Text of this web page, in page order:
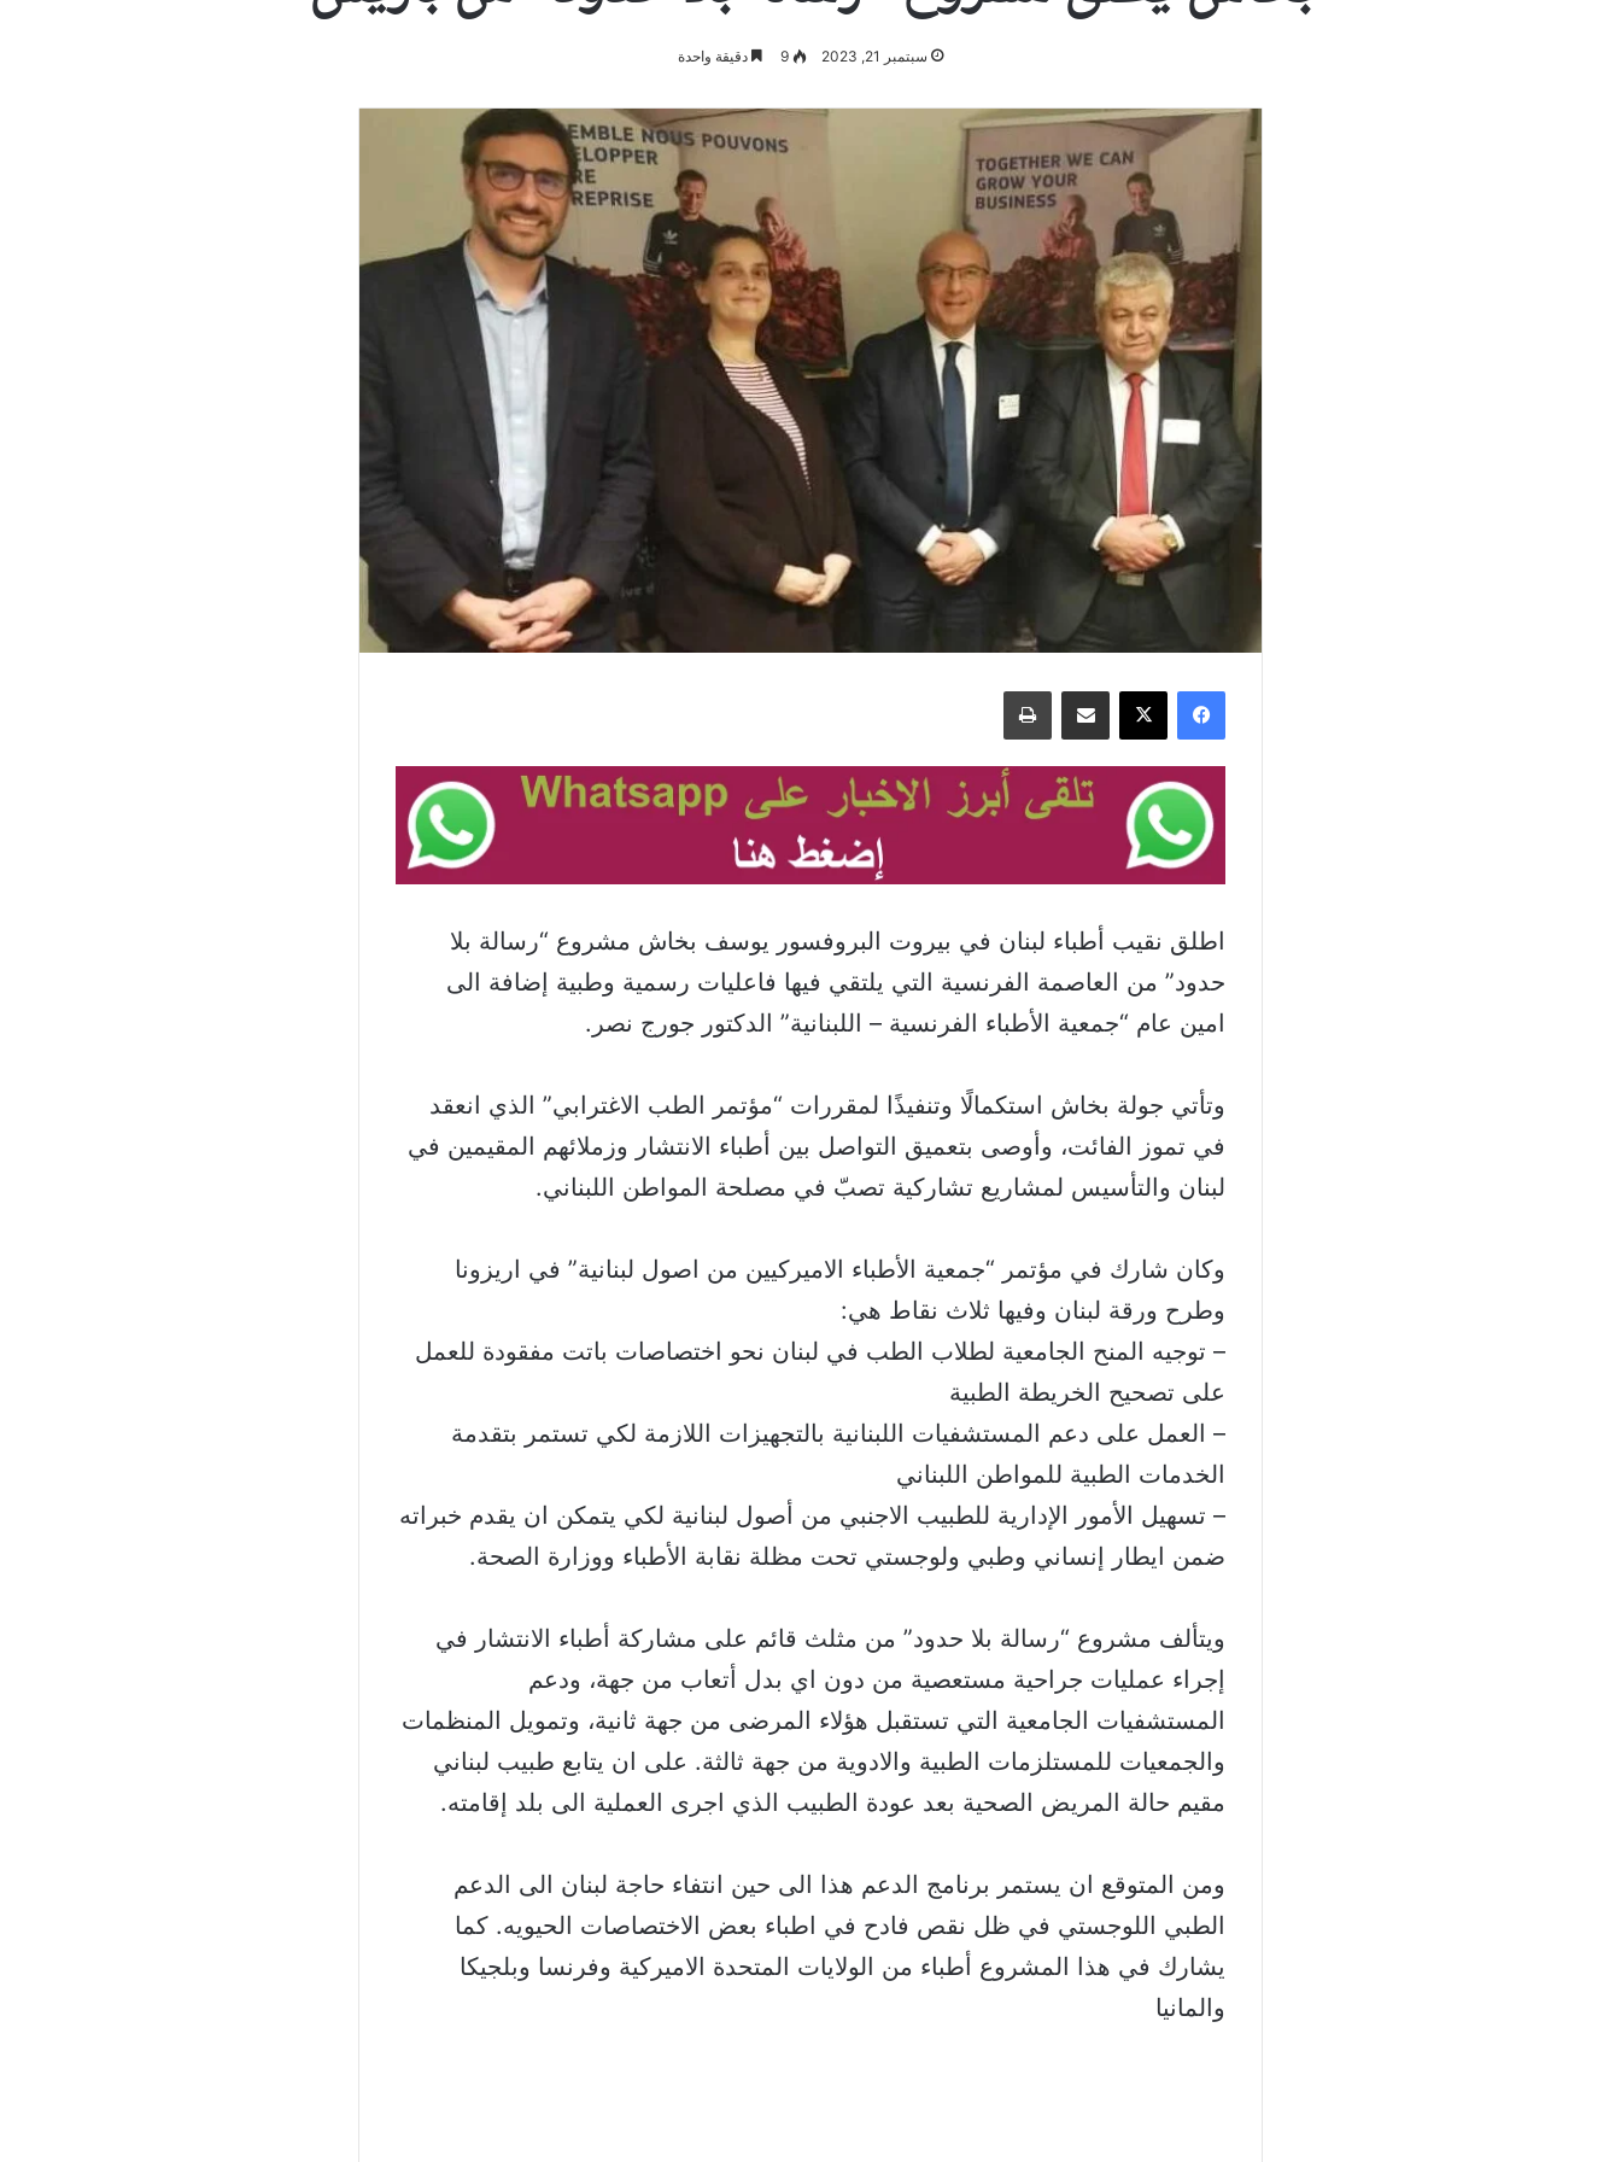
سبتمبر 21, 2023 9 دقيقة واحدة
فيسبوك ‫X مشاركة عبر البريد طباعة
اطلق نقيب أطباء لبنان في بيروت البروفسور يوسف بخاش مشروع “رسالة بلا
حدود” من العاصمة الفرنسية التي يلتقي فيها فاعليات رسمية وطبية إضافة الى
امين عام “جمعية الأطباء الفرنسية – اللبنانية” الدكتور جورج نصر.
وتأتي جولة بخاش استكمالًا وتنفيذًا لمقررات “مؤتمر الطب الاغترابي” الذي انعقد
في تموز الفائت، وأوصى بتعميق التواصل بين أطباء الانتشار وزملائهم المقيمين في
لبنان والتأسيس لمشاريع تشاركية تصبّ في مصلحة المواطن اللبناني.
وكان شارك في مؤتمر “جمعية الأطباء الاميركيين من اصول لبنانية” في اريزونا
وطرح ورقة لبنان وفيها ثلاث نقاط هي:
– توجيه المنح الجامعية لطلاب الطب في لبنان نحو اختصاصات باتت مفقودة للعمل
على تصحيح الخريطة الطبية
– العمل على دعم المستشفيات اللبنانية بالتجهيزات اللازمة لكي تستمر بتقدمة
الخدمات الطبية للمواطن اللبناني
– تسهيل الأمور الإدارية للطبيب الاجنبي من أصول لبنانية لكي يتمكن ان يقدم خبراته
ضمن ايطار إنساني وطبي ولوجستي تحت مظلة نقابة الأطباء ووزارة الصحة.
ويتألف مشروع “رسالة بلا حدود” من مثلث قائم على مشاركة أطباء الانتشار في
إجراء عمليات جراحية مستعصية من دون اي بدل أتعاب من جهة، ودعم
المستشفيات الجامعية التي تستقبل هؤلاء المرضى من جهة ثانية، وتمويل المنظمات
والجمعيات للمستلزمات الطبية والادوية من جهة ثالثة. على ان يتابع طبيب لبناني
مقيم حالة المريض الصحية بعد عودة الطبيب الذي اجرى العملية الى بلد إقامته.
ومن المتوقع ان يستمر برنامج الدعم هذا الى حين انتفاء حاجة لبنان الى الدعم
الطبي اللوجستي في ظل نقص فادح في اطباء بعض الاختصاصات الحيويه. كما
يشارك في هذا المشروع أطباء من الولايات المتحدة الاميركية وفرنسا وبلجيكا
والمانيا